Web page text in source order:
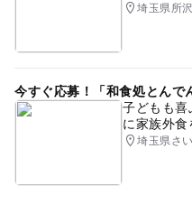
埼玉県所
今すぐ応募！「和食処とんで
子どもも喜
に家族外食
埼玉県さ